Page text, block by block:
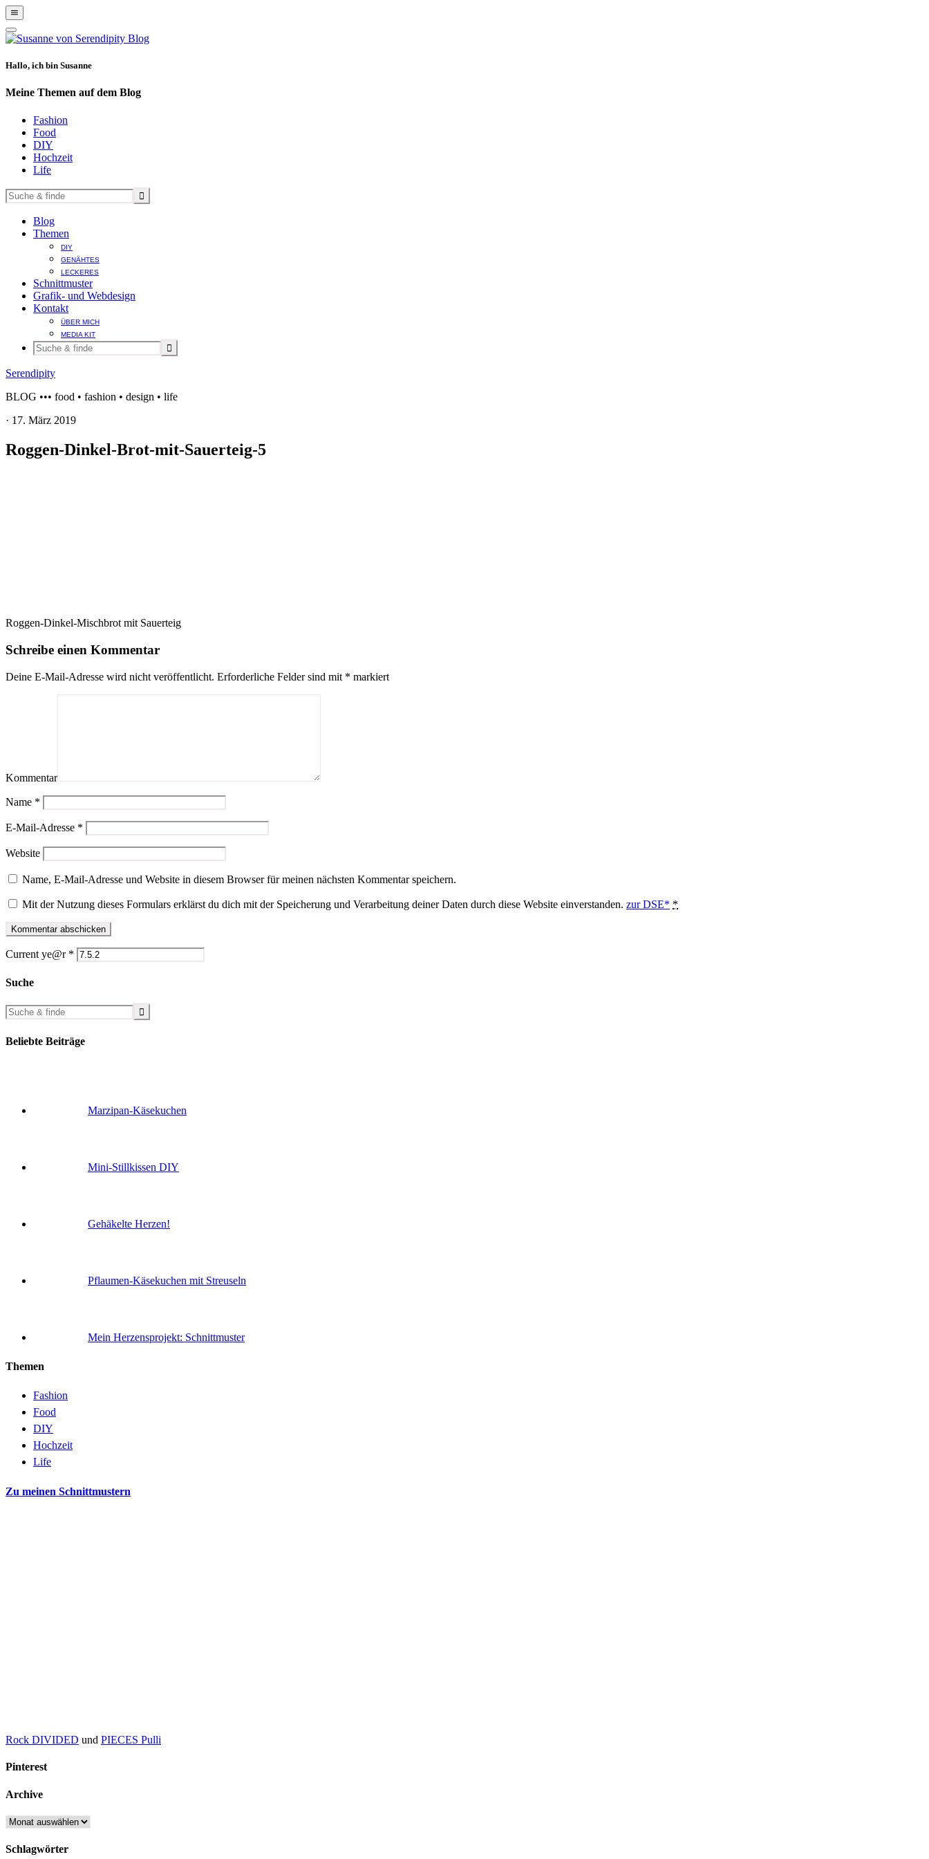
Show
Offscreen
Content
Hide
Offscreen
Hallo, ich bin Susanne
Meine Themen auf dem Blog
Fashion
Food
DIY
Hochzeit
Life
Blog
Themen
DIY
GENÄHTES
LECKERES
Schnittmuster
Grafik- und Webdesign
Kontakt
ÜBER MICH
MEDIA KIT
Serendipity
BLOG ••• food • fashion • design • life
· 17. März 2019
Roggen-Dinkel-Brot-mit-Sauerteig-5
Roggen-Dinkel-Mischbrot mit Sauerteig
Schreibe einen Kommentar
Deine E-Mail-Adresse wird nicht veröffentlicht. Erforderliche Felder sind mit * markiert
Kommentar
Name *
E-Mail-Adresse *
Website
Name, E-Mail-Adresse und Website in diesem Browser für meinen nächsten Kommentar speichern.
Mit der Nutzung dieses Formulars erklärst du dich mit der Speicherung und Verarbeitung deiner Daten durch diese Website einverstanden. zur DSE* *
Current ye@r *
Suche
Beliebte Beiträge
Marzipan-Käsekuchen
Mini-Stillkissen DIY
Gehäkelte Herzen!
Pflaumen-Käsekuchen mit Streuseln
Mein Herzensprojekt: Schnittmuster
Themen
Fashion
Food
DIY
Hochzeit
Life
Zu meinen Schnittmustern
Rock DIVIDED und PIECES Pulli
Pinterest
Archive
Archive
Schlagwörter